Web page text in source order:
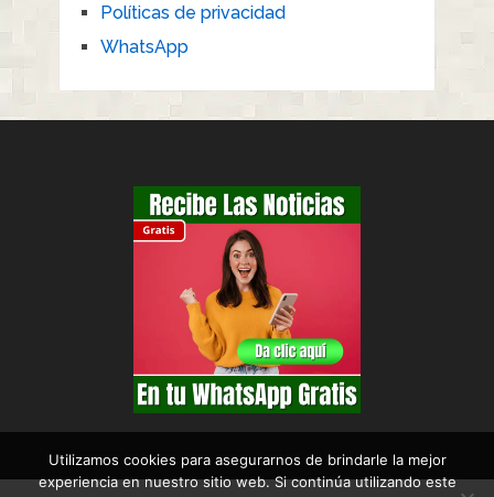
Políticas de privacidad
WhatsApp
Utilizamos cookies para asegurarnos de brindarle la mejor
experiencia en nuestro sitio web. Si continúa utilizando este